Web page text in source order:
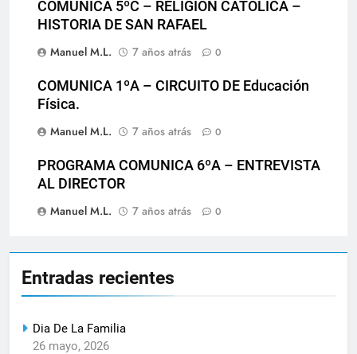
COMUNICA 5ºC – RELIGIÓN CATÓLICA –
HISTORIA DE SAN RAFAEL
Manuel M.L.
7 años atrás 0
COMUNICA 1ºA – CIRCUITO DE Educación
Física.
Manuel M.L.
7 años atrás 0
PROGRAMA COMUNICA 6ºA – ENTREVISTA
AL DIRECTOR
Manuel M.L.
7 años atrás 0
Entradas recientes
Dia De La Familia
26 mayo, 2026